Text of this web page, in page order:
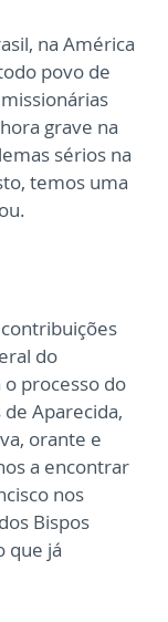
na América
povo de
grave na
sérios na
temos uma
do
processo do
Aparecida,
orante e
a encontrar
nos
Bispos
que já